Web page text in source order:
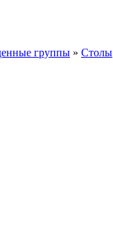
группы » Столы